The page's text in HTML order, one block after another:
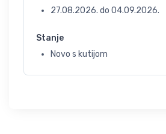
27.08.2026. do 04.09.2026.
Stanje
Novo s kutijom